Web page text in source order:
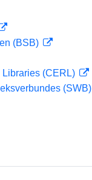
(BSB)
(CERL)
(SWB)